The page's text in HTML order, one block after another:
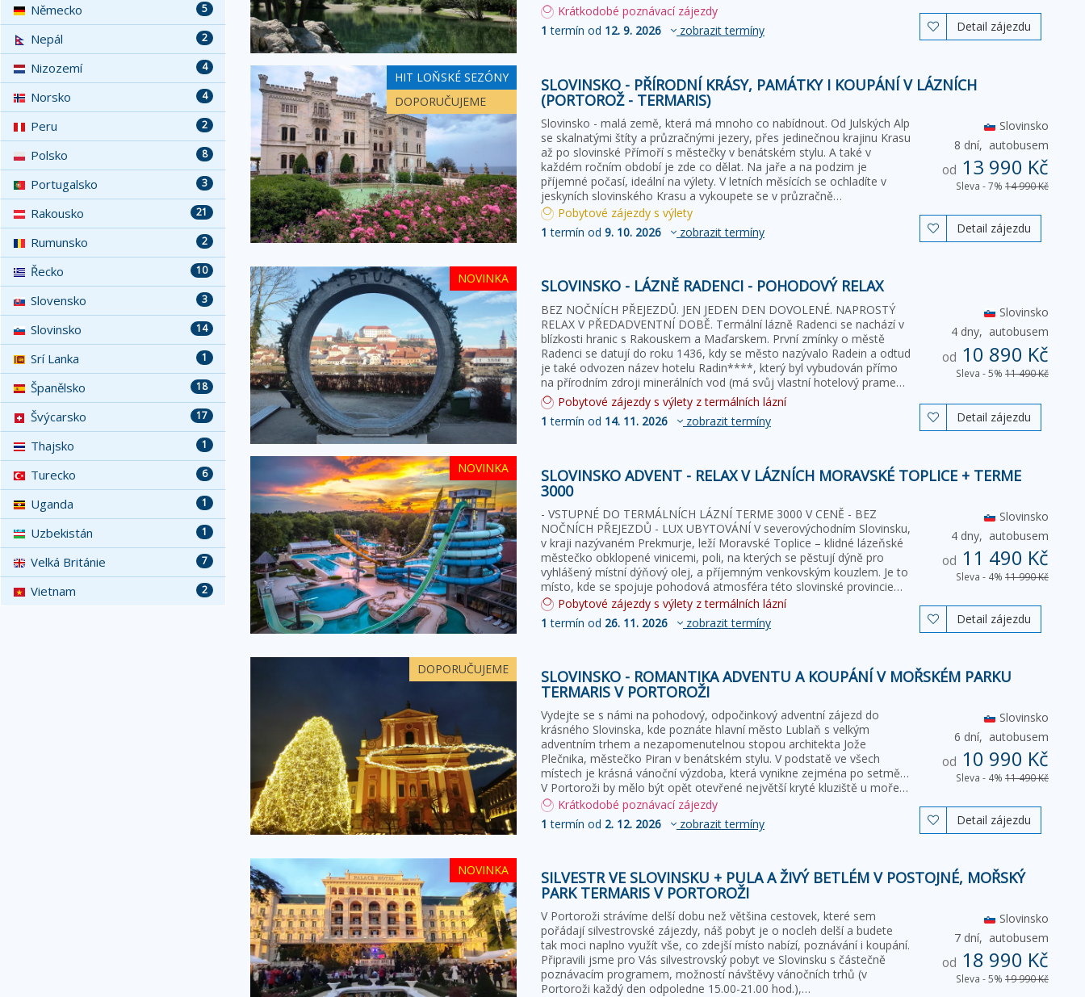
Krátkodobé poznávací zájezdy
1 termín od 12. 9. 2026 zobrazit termíny  Detail zájezdu
HIT LOŇSKÉ SEZÓNY
DOPORUČUJEME
SLOVINSKO - PŘÍRODNÍ KRÁSY, PAMÁTKY I KOUPÁNÍ V LÁZNÍCH
(PORTOROŽ - TERMARIS)
Slovinsko - malá země, která má mnoho co nabídnout. Od Julských Alp
se skalnatými štíty a průzračnými jezery, přes jedinečnou krajinu Krasu
až po slovinské Přímoří s městečky v benátském stylu. A také v
každém ročním období je zde co dělat. Na jaře a na podzim je
příjemné počasí, ideální na výlety. V letních měsících se ochladíte v
jeskyních slovinského Krasu a vykoupete se v průzračně…
Slovinsko
8 dní, autobusem
od 13 990 Kč
Sleva - 7% 14 990 Kč
Pobytové zájezdy s výlety
1 termín od 9. 10. 2026 zobrazit termíny  Detail zájezdu
NOVINKA SLOVINSKO - LÁZNĚ RADENCI - POHODOVÝ RELAX
BEZ NOČNÍCH PŘEJEZDŮ. JEN JEDEN DEN DOVOLENÉ. NAPROSTÝ
RELAX V PŘEDADVENTNÍ DOBĚ. Termální lázně Radenci se nachází v
blízkosti hranic s Rakouskem a Maďarskem. První zmínky o městě
Radenci se datují do roku 1436, kdy se město nazývalo Radein a odtud
je také odvozen název hotelu Radin****, který byl vybudován přímo
na přírodním zdroji minerálních vod (má svůj vlastní hotelový pramen…
Slovinsko
4 dny, autobusem
od 10 890 Kč
Sleva - 5% 11 490 Kč
Pobytové zájezdy s výlety z termálních lázní
1 termín od 14. 11. 2026 zobrazit termíny  Detail zájezdu
NOVINKA SLOVINSKO ADVENT - RELAX V LÁZNÍCH MORAVSKÉ TOPLICE + TERME
3000
- VSTUPNÉ DO TERMÁLNÍCH LÁZNÍ TERME 3000 V CENĚ - BEZ
NOČNÍCH PŘEJEZDŮ - LUX UBYTOVÁNÍ V severovýchodním Slovinsku,
v kraji nazývaném Prekmurje, leží Moravské Toplice – klidné lázeňské
městečko obklopené vinicemi, poli, na kterých se pěstují dýně pro
vyhlášený místní dýňový olej, a příjemným venkovským kouzlem. Je to
místo, kde se spojuje pohodová atmosféra této slovinské provincie…
Slovinsko
4 dny, autobusem
od 11 490 Kč
Sleva - 4% 11 990 Kč
Pobytové zájezdy s výlety z termálních lázní
1 termín od 26. 11. 2026 zobrazit termíny  Detail zájezdu
DOPORUČUJEME SLOVINSKO - ROMANTIKA ADVENTU A KOUPÁNÍ V MOŘSKÉM PARKU
TERMARIS V PORTOROŽI
Vydejte se s námi na pohodový, odpočinkový adventní zájezd do
krásného Slovinska, kde poznáte hlavní město Lublaň s velkým
adventním trhem a nezapomenutelnou stopou architekta Jože
Plečnika, městečko Piran v benátském stylu. V podstatě ve všech
místech je krásná vánoční výzdoba, která vynikne zejména po setmění.
V Portoroži by mělo být opět otevřené největší kryté kluziště u moře…
Slovinsko
6 dní, autobusem
od 10 990 Kč
Sleva - 4% 11 490 Kč
Krátkodobé poznávací zájezdy
1 termín od 2. 12. 2026 zobrazit termíny  Detail zájezdu
NOVINKA SILVESTR VE SLOVINSKU + PULA A ŽIVÝ BETLÉM V POSTOJNÉ, MOŘSKÝ
PARK TERMARIS V PORTOROŽI
V Portoroži strávíme delší dobu než většina cestovek, které sem
pořádají silvestrovské zájezdy, náš pobyt je o nocleh delší a budete
tak moci naplno využít vše, co zdejší místo nabízí, poznávání i koupání.
Připravili jsme pro Vás silvestrovský pobyt ve Slovinsku s částečně
poznávacím programem, možností návštěvy vánočních trhů (v
Portoroži každý den odpoledne 15.00-21.00 hod.),…
Slovinsko
7 dní, autobusem
od 18 990 Kč
Sleva - 5% 19 990 Kč
5
Německo
2
Nepál
4
Nizozemí
4
Norsko
2
Peru
8
Polsko
3
Portugalsko
21
Rakousko
2
Rumunsko
10
Řecko
3
Slovensko
14
Slovinsko
1
Srí Lanka
18
Španělsko
17
Švýcarsko
1
Thajsko
6
Turecko
1
Uganda
1
Uzbekistán
7
Velká Británie
2
Vietnam